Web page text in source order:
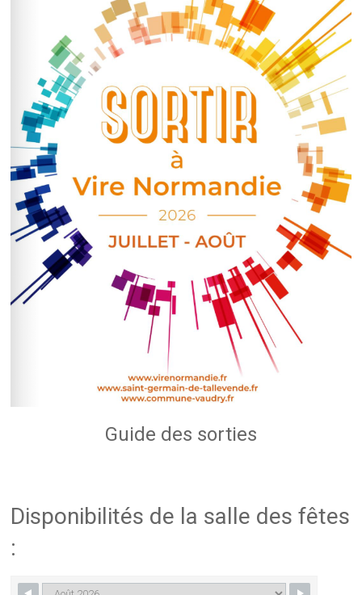
Guide des sorties
Disponibilités de la salle des fêtes
: